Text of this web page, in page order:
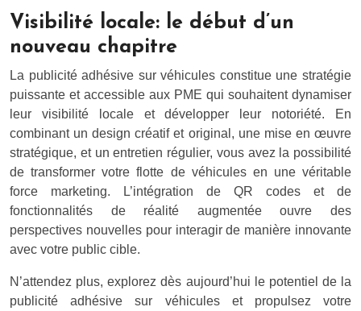
Visibilité locale: le début d’un
nouveau chapitre
La publicité adhésive sur véhicules constitue une stratégie
puissante et accessible aux PME qui souhaitent dynamiser
leur visibilité locale et développer leur notoriété. En
combinant un design créatif et original, une mise en œuvre
stratégique, et un entretien régulier, vous avez la possibilité
de transformer votre flotte de véhicules en une véritable
force marketing. L’intégration de QR codes et de
fonctionnalités de réalité augmentée ouvre des
perspectives nouvelles pour interagir de manière innovante
avec votre public cible.
N’attendez plus, explorez dès aujourd’hui le potentiel de la
publicité adhésive sur véhicules et propulsez votre